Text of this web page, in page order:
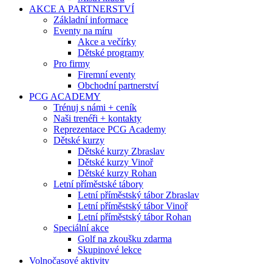
AKCE A PARTNERSTVÍ
Základní informace
Eventy na míru
Akce a večírky
Dětské programy
Pro firmy
Firemní eventy
Obchodní partnerství
PCG ACADEMY
Trénuj s námi + ceník
Naši trenéři + kontakty
Reprezentace PCG Academy
Dětské kurzy
Dětské kurzy Zbraslav
Dětské kurzy Vinoř
Dětské kurzy Rohan
Letní příměstské tábory
Letní příměstský tábor Zbraslav
Letní příměstský tábor Vinoř
Letní příměstský tábor Rohan
Speciální akce
Golf na zkoušku zdarma
Skupinové lekce
Volnočasové aktivity